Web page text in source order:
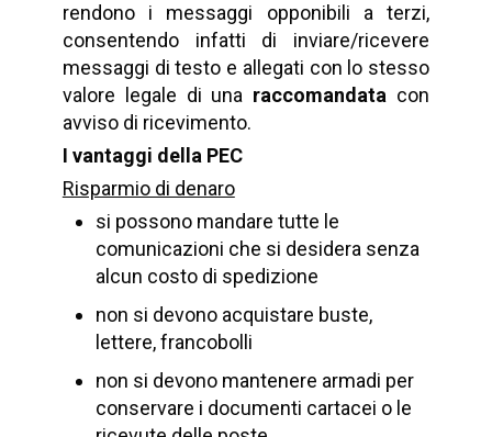
rendono i messaggi opponibili a terzi,
consentendo infatti di inviare/ricevere
messaggi di testo e allegati con lo stesso
valore legale di una raccomandata con
avviso di ricevimento.
I vantaggi della PEC
Risparmio di denaro
si possono mandare tutte le
comunicazioni che si desidera senza
alcun costo di spedizione
non si devono acquistare buste,
lettere, francobolli
non si devono mantenere armadi per
conservare i documenti cartacei o le